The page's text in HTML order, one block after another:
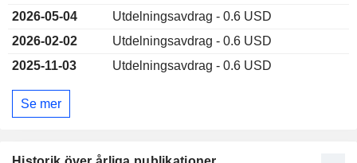
2026-05-04
Utdelningsavdrag - 0.6 USD
2026-02-02
Utdelningsavdrag - 0.6 USD
2025-11-03
Utdelningsavdrag - 0.6 USD
Se mer